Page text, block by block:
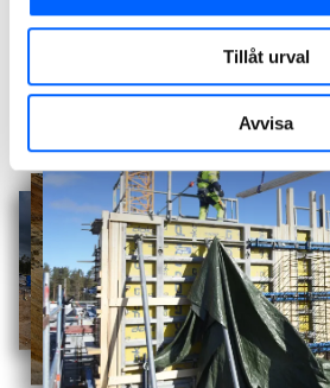
Tillåt urval
Avvisa
möjliggöra Umeås framtida tillväxt
Som samhällsaktör är vi givetvis
förse Umeås invånare och besökare